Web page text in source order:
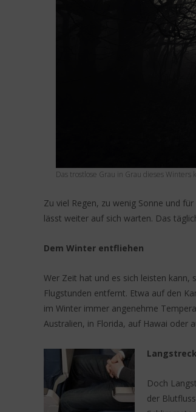
Das trostlose Grau in Grau dieses
Zu viel Regen, zu wenig Sonne und
lässt weiter auf sich warten. Das
Dem Winter entfliehen
Wer Zeit hat und es sich leisten
Flugstunden entfernt. Etwa auf den
im Winter immer angenehme
Australien, in Florida, auf Hawai oder
Doch
der